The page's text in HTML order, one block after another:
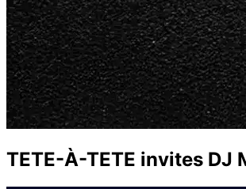
TETE-À-TETE invites DJ